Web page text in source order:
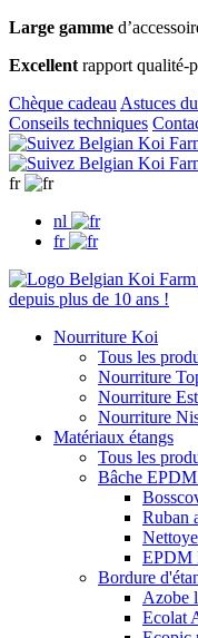
Large gamme
Excellent rapport qualité-
Chèque cadeau Astuces
Conseils techniques
fr
nl
fr
Nourriture Koi
Tous les
Nourriture
Nourriture
Nourriture
Matériaux étangs
Tous les
Bâche
Ruban
EPDM
Bordure
Azobe
Ecolat